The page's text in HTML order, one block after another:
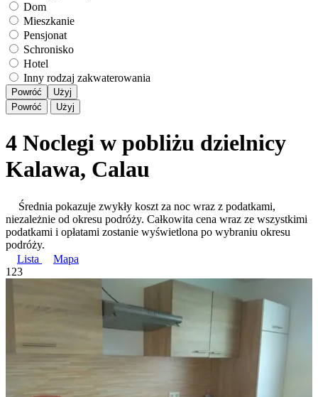
Dom
Mieszkanie
Pensjonat
Schronisko
Hotel
Inny rodzaj zakwaterowania
Powróć
Użyj
Powróć
Użyj
4 Noclegi w pobliżu dzielnicy
Kalawa, Calau
Średnia pokazuje zwykły koszt za noc wraz z podatkami,
niezależnie od okresu podróży. Całkowita cena wraz ze wszystkimi
podatkami i opłatami zostanie wyświetlona po wybraniu okresu
podróży.
Lista
Mapa
1 23